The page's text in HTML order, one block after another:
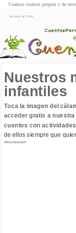
acceso al Club
Nuestros
infantiles
Toca la imagen del
acceder gratis a
cuentos con
de ellos siempre que
Advertisement
Usamos cookies propias y de